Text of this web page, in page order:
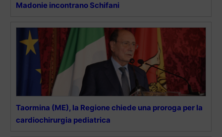
Madonie incontrano Schifani
Taormina (ME), la Regione chiede una proroga per la
cardiochirurgia pediatrica